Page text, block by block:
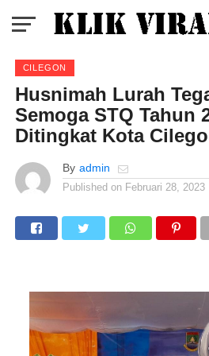
CILEGON
Husnimah Lurah
Semoga STQ Tahun
Ditingkat Kota
By admin
Published on Februari 28, 2023